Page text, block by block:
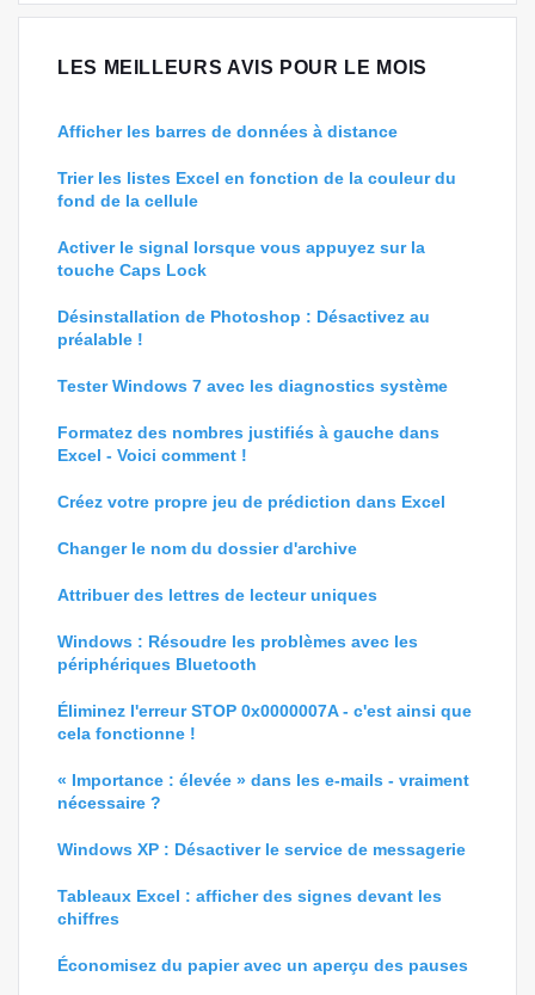
LES MEILLEURS AVIS POUR LE MOIS
Afficher les barres de données à distance
Trier les listes Excel en fonction de la couleur du
fond de la cellule
Activer le signal lorsque vous appuyez sur la
touche Caps Lock
Désinstallation de Photoshop : Désactivez au
préalable !
Tester Windows 7 avec les diagnostics système
Formatez des nombres justifiés à gauche dans
Excel - Voici comment !
Créez votre propre jeu de prédiction dans Excel
Changer le nom du dossier d'archive
Attribuer des lettres de lecteur uniques
Windows : Résoudre les problèmes avec les
périphériques Bluetooth
Éliminez l'erreur STOP 0x0000007A - c'est ainsi que
cela fonctionne !
« Importance : élevée » dans les e-mails - vraiment
nécessaire ?
Windows XP : Désactiver le service de messagerie
Tableaux Excel : afficher des signes devant les
chiffres
Économisez du papier avec un aperçu des pauses